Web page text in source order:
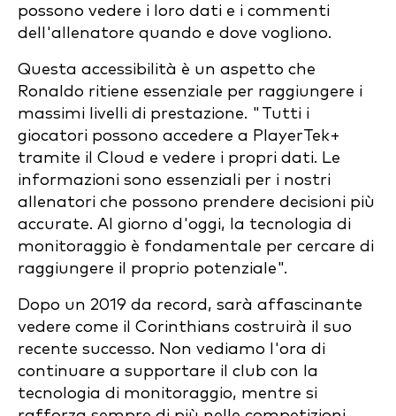
possono vedere i loro dati e i commenti
dell'allenatore quando e dove vogliono.
Questa accessibilità è un aspetto che
Ronaldo ritiene essenziale per raggiungere i
massimi livelli di prestazione. "Tutti i
giocatori possono accedere a PlayerTek+
tramite il Cloud e vedere i propri dati. Le
informazioni sono essenziali per i nostri
allenatori che possono prendere decisioni più
accurate. Al giorno d'oggi, la tecnologia di
monitoraggio è fondamentale per cercare di
raggiungere il proprio potenziale".
Dopo un 2019 da record, sarà affascinante
vedere come il Corinthians costruirà il suo
recente successo. Non vediamo l'ora di
continuare a supportare il club con la
tecnologia di monitoraggio, mentre si